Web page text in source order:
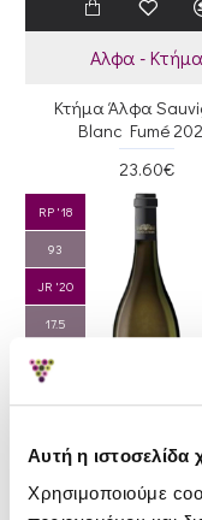
Αυτή η ιστοσελίδα
Χρησιμοποιούμε
Αλφα - Κτήμα
Κτήμα Άλφα
Blanc Fumé
23.60€
RP '18
93
JR '20
17.5
D '19
Αλφα - Κτήμα